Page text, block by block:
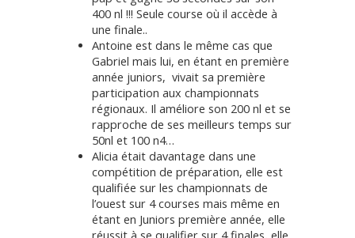
400 nl !!! Seule course où il accède à
une finale..
Antoine est dans le même cas que
Gabriel mais lui, en étant en première
année juniors, vivait sa première
participation aux championnats
régionaux. Il améliore son 200 nl et se
rapproche de ses meilleurs temps sur
50nl et 100 n4…
Alicia était davantage dans une
compétition de préparation, elle est
qualifiée sur les championnats de
l’ouest sur 4 courses mais même en
étant en Juniors première année, elle